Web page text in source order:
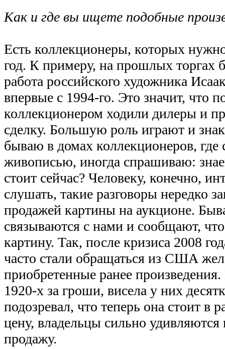
Как и где вы ищете подобные
Есть коллекционеры, которых
год. К примеру, на прошлых торгах
работа российского художника
впервые с 1994-го. Это значит, что
коллекционером ходили дилеры и
сделку. Большую роль играют и
бываю в домах коллекционеров,
живописью, иногда спрашиваю:
стоит сейчас? Человеку, конечно,
слушать, такие разговоры нередко
продажей картины на аукционе.
связываются с нами и сообщают,
картину. Так, после кризиса 2008
часто стали обращаться из США
приобретенные ранее
1920-х за гроши, висела у них
подозревал, что теперь она стоит в
цену, владельцы сильно удивляются
продажу.